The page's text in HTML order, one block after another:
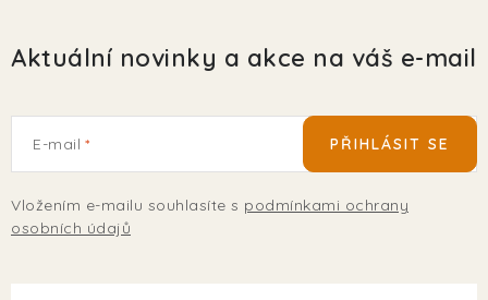
Aktuální novinky a akce na váš e-mail
E-mail
Vložením e-mailu souhlasíte s podmínkami ochrany
osobních údajů
PŘIHLÁSIT SE